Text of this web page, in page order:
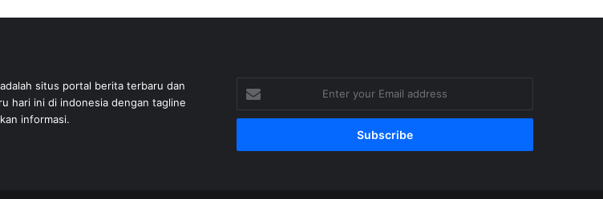
situs portal berita terbaru dan
hari ini di indonesia dengan tagline
informasi.
your
Email